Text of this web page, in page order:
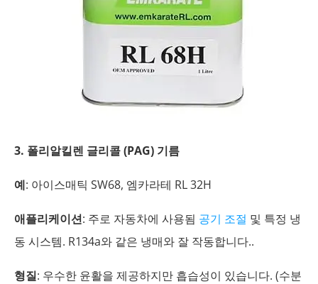
3. 폴리알킬렌 글리콜 (PAG) 기름
예: 아이스매틱 SW68, 엠카라테 RL 32H
애플리케이션: 주로 자동차에 사용됨 공기 조절 및 특정 냉
동 시스템. R134a와 같은 냉매와 잘 작동합니다..
형질: 우수한 윤활을 제공하지만 흡습성이 있습니다. (수분